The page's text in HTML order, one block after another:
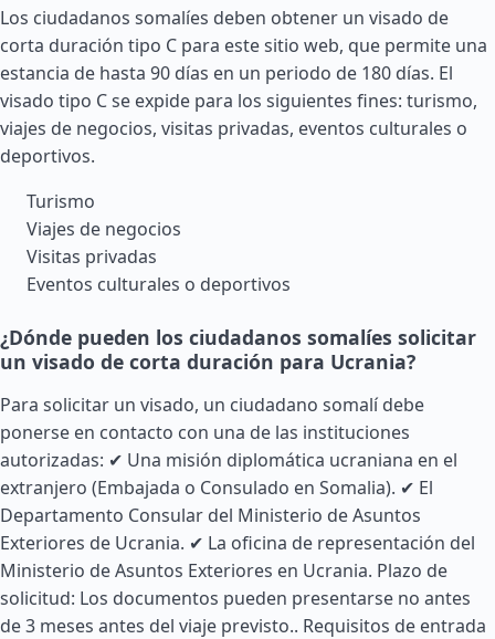
Los ciudadanos somalíes deben obtener un visado de
corta duración tipo C para este sitio web, que permite una
estancia de hasta 90 días en un periodo de 180 días. El
visado tipo C se expide para los siguientes fines: turismo,
viajes de negocios, visitas privadas, eventos culturales o
deportivos.
Turismo
Viajes de negocios
Visitas privadas
Eventos culturales o deportivos
¿Dónde pueden los ciudadanos somalíes solicitar
un visado de corta duración para Ucrania?
Para solicitar un visado, un ciudadano somalí debe
ponerse en contacto con una de las instituciones
autorizadas: ✔ Una misión diplomática ucraniana en el
extranjero (Embajada o Consulado en Somalia). ✔ El
Departamento Consular del Ministerio de Asuntos
Exteriores de Ucrania. ✔ La oficina de representación del
Ministerio de Asuntos Exteriores en Ucrania. Plazo de
solicitud: Los documentos pueden presentarse no antes
de 3 meses antes del viaje previsto.. Requisitos de entrada